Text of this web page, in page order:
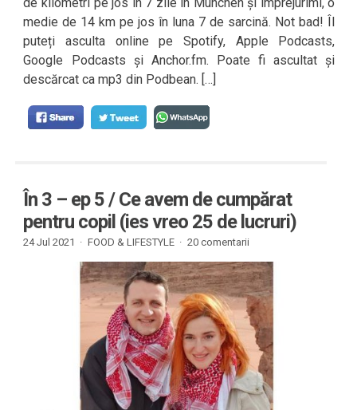
medie de 14 km pe jos în luna 7 de sarcină. Not bad! Îl
puteți asculta online pe Spotify, Apple Podcasts,
Google Podcasts și Anchor.fm. Poate fi ascultat și
descărcat ca mp3 din Podbean. […]
În 3 – ep 5 / Ce avem de cumpărat
pentru copil (ies vreo 25 de lucruri)
24 Jul 2021 · FOOD & LIFESTYLE · 20 comentarii